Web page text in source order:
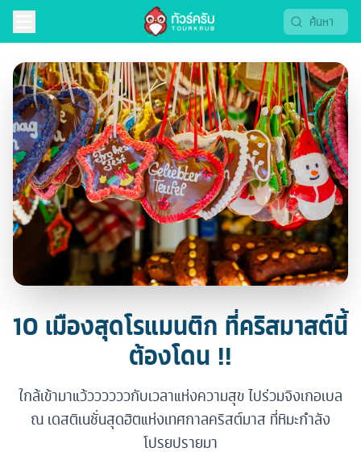
10 เมืองสุดโรแมนติก ที่คริสมาสต์นี้
ต้องโดน !!
ใกล้เข้ามาแว้ววววววกับเวลาแห่งความสุข ไปร่วมจิงเกอเบล
ณ เดสติเนชั่นสุดฮิตแห่งเทศกาลคริสต์มาส ที่หิมะกำลัง
โปรยปรายมา